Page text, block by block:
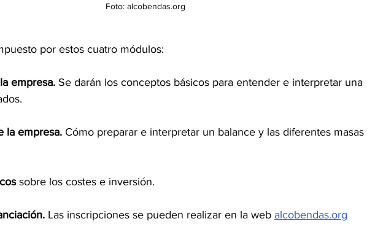
Foto: alcobendas.org
por estos cuatro módulos:
empresa. Se darán los conceptos básicos para entender e interpretar una
la empresa. Cómo preparar e interpretar un balance y las diferentes masas
sobre los costes e inversión.
Las inscripciones se pueden realizar en la web alcobendas.org